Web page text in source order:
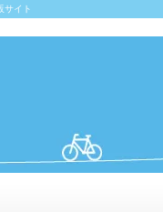
サイト